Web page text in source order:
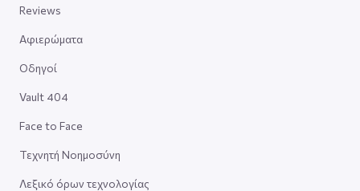
Reviews
Αφιερώματα
Οδηγοί
Vault 404
Face to Face
Τεχνητή Νοημοσύνη
Λεξικό όρων τεχνολογίας